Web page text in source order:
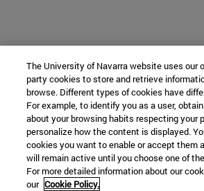
The University of Navarra website uses our
party cookies to store and retrieve
browse. Different types of cookies have
For example, to identify you as a user,
about your browsing habits respecting your
personalize how the content is displayed.
cookies you want to enable or accept them
will remain active until you choose one of
For more detailed information about our
our Cookie Policy.